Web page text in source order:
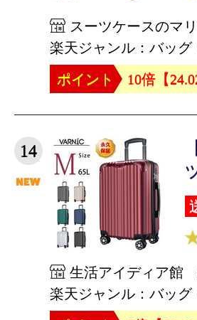
スーツケースのマ
楽天ジャンル：バッ
ポイント
10倍【
14
生活アイディア館
楽天ジャンル：バッ